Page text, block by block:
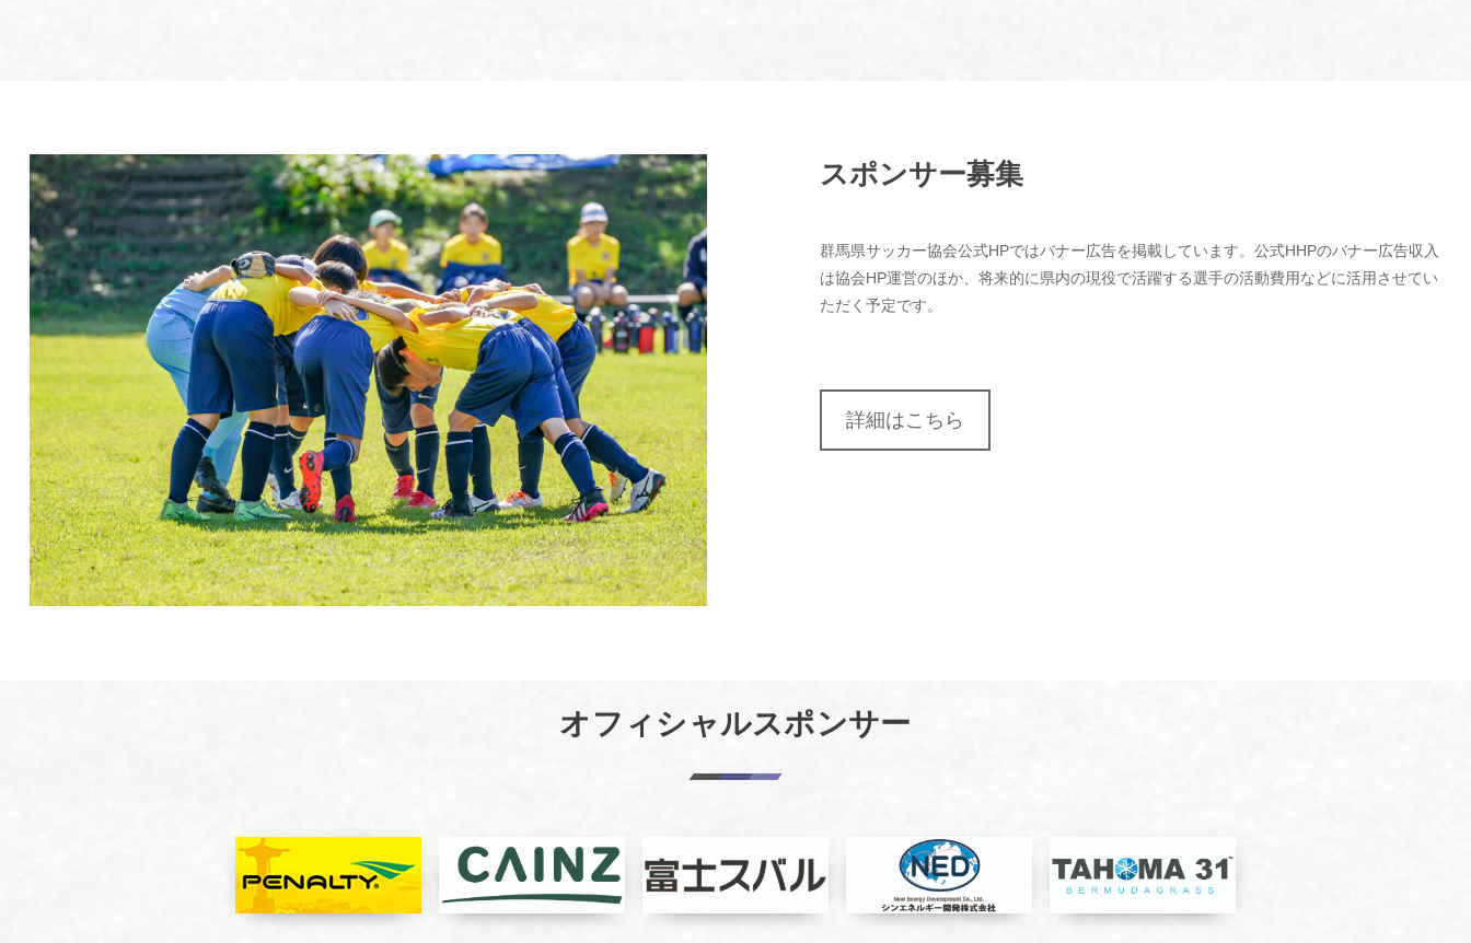
スポンサー募集
群馬県サッカー協会公式HPではバナー広告を掲載しています。公式HHPのバナー広告収入
は協会HP運営のほか、将来的に県内の現役で活躍する選手の活動費用などに活用させてい
ただく予定です。
詳細はこちら
オフィシャルスポンサー